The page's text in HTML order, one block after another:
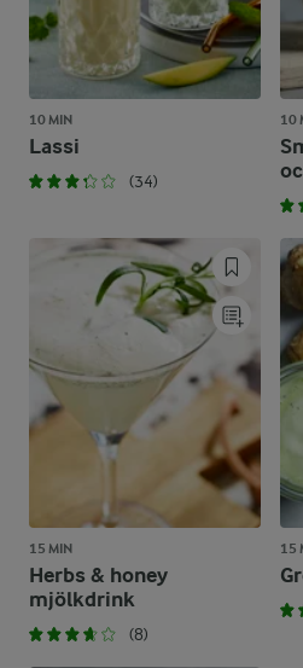
10 MIN
Lassi
(34)
10
15 MIN
Herbs & honey
mjölkdrink
(8)
15